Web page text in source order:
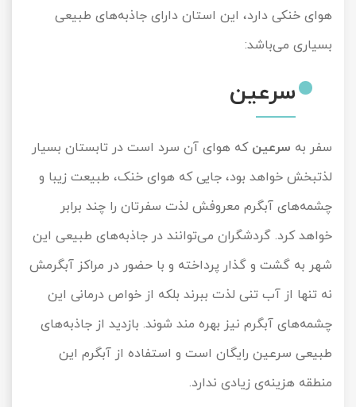
هوای خنکی دارد، این استان دارای جاذبه‌های طبیعی
بسیاری می‌باشد:
سرعین
سفر به سرعین که هوای آن سرد است در تابستان بسیار
لذتبخش خواهد بود، جایی که هوای خنک، طبیعت زیبا و
چشمه‌های آبگرم معروفش لذت سفرتان را چند برابر
خواهد کرد. گردشگران می‌توانند در جاذبه‌های طبیعی این
شهر به گشت و گذار پرداخته و با حضور در مراکز آبگرمش
نه تنها از آب تنی لذت ببرند بلکه از خواص درمانی این
چشمه‌های آبگرم نیز بهره مند شوند. بازدید از جاذبه‌های
طبیعی سرعین رایگان است و استفاده از آبگرم این
منطقه هزینه‌ی زیادی ندارد.